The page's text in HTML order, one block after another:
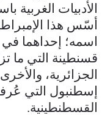
الأدبيات الغربية
أسّس هذا
اسمه؛ إحداهما
قسنطينة التي ما
الجزائرية،
إسطنبول التي
القسطنطينية.